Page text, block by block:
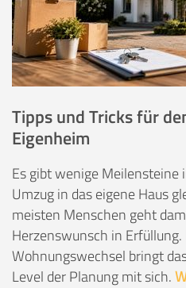
Tipps und Tricks für
Eigenheim
Es gibt wenige Meilensteine
Umzug in das eigene Haus
meisten Menschen geht
Herzenswunsch in
Wohnungswechsel bringt
Level der Planung mit sich.